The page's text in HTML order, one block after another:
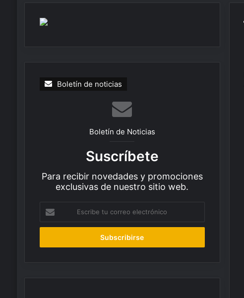
Boletín de noticias
Boletín de Noticias
Suscríbete
Para recibir novedades y promociones
exclusivas de nuestro sitio web.
Escribe
tu
correo